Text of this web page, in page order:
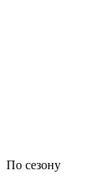
По сезону